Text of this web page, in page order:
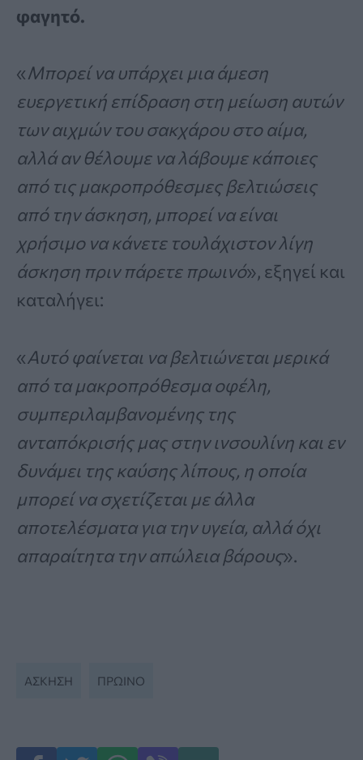
φαγητό.
«Μπορεί να υπάρχει μια άμεση
ευεργετική επίδραση στη μείωση αυτών
των αιχμών του σακχάρου στο αίμα,
αλλά αν θέλουμε να λάβουμε κάποιες
από τις μακροπρόθεσμες βελτιώσεις
από την άσκηση, μπορεί να είναι
χρήσιμο να κάνετε τουλάχιστον λίγη
άσκηση πριν πάρετε πρωινό», εξηγεί και
καταλήγει:
«Αυτό φαίνεται να βελτιώνεται μερικά
από τα μακροπρόθεσμα οφέλη,
συμπεριλαμβανομένης της
ανταπόκρισής μας στην ινσουλίνη και εν
δυνάμει της καύσης λίπους, η οποία
μπορεί να σχετίζεται με άλλα
αποτελέσματα για την υγεία, αλλά όχι
απαραίτητα την απώλεια βάρους».
ΆΣΚΗΣΗ ΠΡΩΙΝΟ